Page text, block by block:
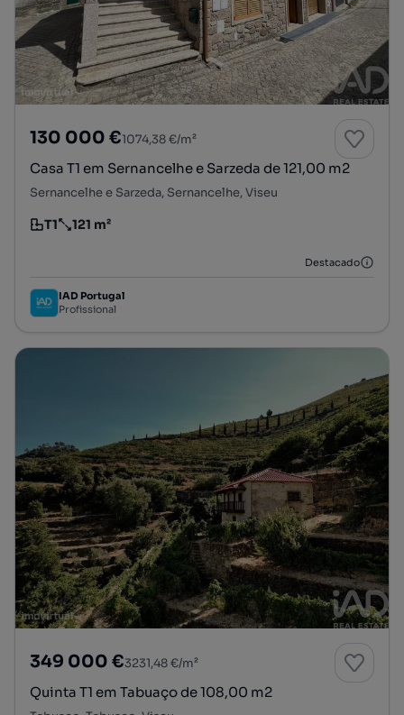
130 000 €1074,38 €/m²
Casa T1 em Sernancelhe e Sarzeda de 121,00 m2
Sernancelhe e Sarzeda, Sernancelhe, Viseu
Tipologia
T1
Preço por metro quadrado
121 m²
Destacado
IAD Portugal
Profissional
349 000 €3231,48 €/m²
Quinta T1 em Tabuaço de 108,00 m2